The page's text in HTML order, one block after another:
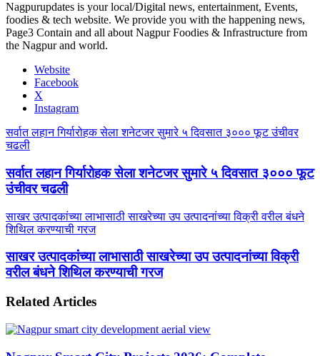
Nagpurupdates is your local/Digital news, entertainment, Events,
foodies & tech website. We provide you with the happening news,
Page3 Contain and all about Nagpur Foodies & Infrastructure from
the Nagpur and world.
Website
Facebook
X
Instagram
सर्वात लहान गिर्यारोहक सेला शनेटजर सुमारे ५ दिवसात ३००० फूट उंचीवर
चढली
सर्वात लहान गिर्यारोहक सेला शनेटजर सुमारे ५ दिवसात ३००० फूट
उंचीवर चढली
साखर उत्पादकांच्या लाभासाठी साखरेच्या उप उत्पादनांच्या विक्री वरील बंधने
शिथिल करण्याची गरज
साखर उत्पादकांच्या लाभासाठी साखरेच्या उप उत्पादनांच्या विक्री
वरील बंधने शिथिल करण्याची गरज
Related Articles